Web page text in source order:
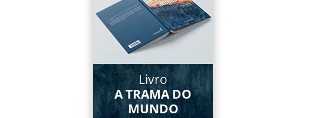
Livro
A TRAMA DO
MUNDO